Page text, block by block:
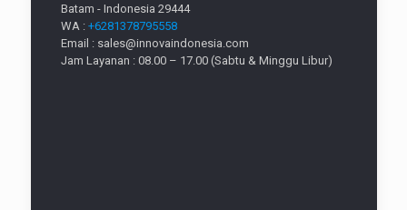
Batam - Indonesia 29444
WA : +6281378795558
Email : sales@innovaindonesia.com
Jam Layanan : 08.00 – 17.00 (Sabtu & Minggu Libur)